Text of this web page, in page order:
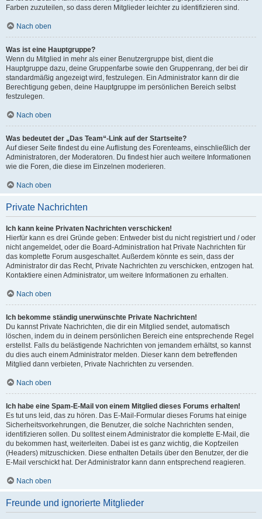
Farben zuzuteilen, so dass deren Mitglieder leichter zu identifizieren sind.
Nach oben
Was ist eine Hauptgruppe?
Wenn du Mitglied in mehr als einer Benutzergruppe bist, dient die
Hauptgruppe dazu, deine Gruppenfarbe sowie den Gruppenrang, der bei dir
standardmäßig angezeigt wird, festzulegen. Ein Administrator kann dir die
Berechtigung geben, deine Hauptgruppe im persönlichen Bereich selbst
festzulegen.
Nach oben
Was bedeutet der „Das Team“-Link auf der Startseite?
Auf dieser Seite findest du eine Auflistung des Forenteams, einschließlich der
Administratoren, der Moderatoren. Du findest hier auch weitere Informationen
wie die Foren, die diese im Einzelnen moderieren.
Nach oben
Private Nachrichten
Ich kann keine Privaten Nachrichten verschicken!
Hierfür kann es drei Gründe geben: Entweder bist du nicht registriert und / oder
nicht angemeldet, oder die Board-Administration hat Private Nachrichten für
das komplette Forum ausgeschaltet. Außerdem könnte es sein, dass der
Administrator dir das Recht, Private Nachrichten zu verschicken, entzogen hat.
Kontaktiere einen Administrator, um weitere Informationen zu erhalten.
Nach oben
Ich bekomme ständig unerwünschte Private Nachrichten!
Du kannst Private Nachrichten, die dir ein Mitglied sendet, automatisch
löschen, indem du in deinem persönlichen Bereich eine entsprechende Regel
erstellst. Falls du belästigende Nachrichten von jemandem erhältst, so kannst
du dies auch einem Administrator melden. Dieser kann dem betreffenden
Mitglied dann verbieten, Private Nachrichten zu versenden.
Nach oben
Ich habe eine Spam-E-Mail von einem Mitglied dieses Forums erhalten!
Es tut uns leid, das zu hören. Das E-Mail-Formular dieses Forums hat einige
Sicherheitsvorkehrungen, die Benutzer, die solche Nachrichten senden,
identifizieren sollen. Du solltest einem Administrator die komplette E-Mail, die
du bekommen hast, weiterleiten. Dabei ist es ganz wichtig, die Kopfzeilen
(Headers) mitzuschicken. Diese enthalten Details über den Benutzer, der die
E-Mail verschickt hat. Der Administrator kann dann entsprechend reagieren.
Nach oben
Freunde und ignorierte Mitglieder